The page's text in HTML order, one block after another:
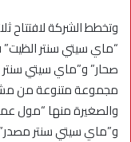
“ماي سيتي سنتر الظيت”
صحار” و”ماي سيتي
مجموعة متنوعة من
والصغيرة منها “مول
و”ماي سيتي سنتر مصدر”